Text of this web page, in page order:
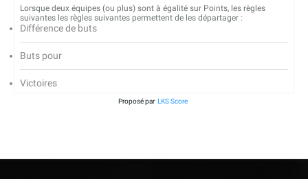
Lorsque deux équipes (ou plus) sont à égalité sur Points, les règles
suivantes les règles suivantes permettent de les départager :
Différence de buts
Buts pour
Victoires
Proposé par LKS Score